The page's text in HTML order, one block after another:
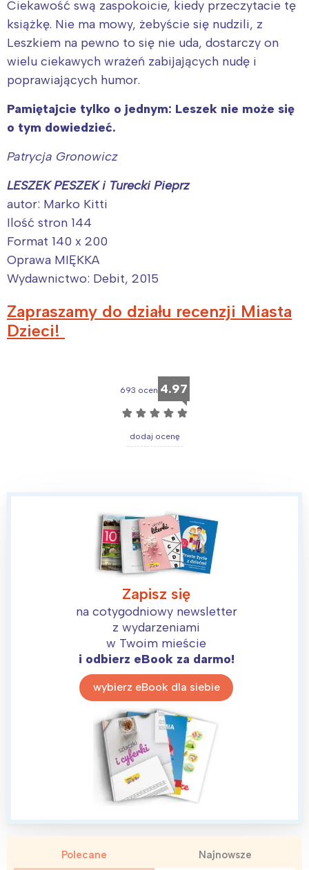
Ciekawość swą zaspokoicie, kiedy przeczytacie tę
książkę. Nie ma mowy, żebyście się nudzili, z
Leszkiem na pewno to się nie uda, dostarczy on
wielu ciekawych wrażeń zabijających nudę i
poprawiających humor.
Pamiętajcie tylko o jednym: Leszek nie może się
o tym dowiedzieć.
Patrycja Gronowicz
LESZEK PESZEK i Turecki Pieprz
autor: Marko Kitti
Ilość stron 144
Format 140 x 200
Oprawa MIĘKKA
Wydawnictwo: Debit, 2015
Zapraszamy do działu recenzji Miasta
Dzieci!
693 ocen 4.97
☆ ☆ ☆ ☆ ☆
dodaj ocenę
Zapisz się
na cotygodniowy newsletter
z wydarzeniami
w Twoim mieście
i odbierz eBook za darmo!
wybierz eBook dla siebie
Polecane Najnowsze
Interesują mnie wydarzenia z
tego regionu:
Warszawa
Trójmiasto
Poznań
Wrocław
Północ